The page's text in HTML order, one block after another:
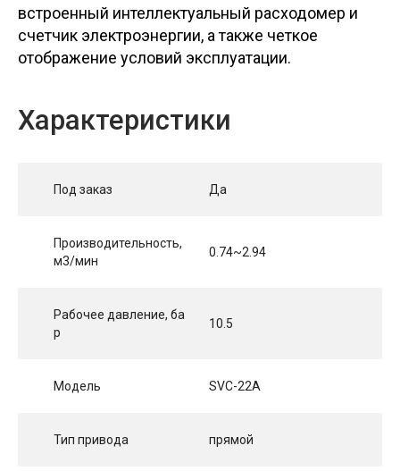
встроенный интеллектуальный расходомер и
счетчик электроэнергии, а также четкое
отображение условий эксплуатации.
Характеристики
Под заказ Да
Производительность,
м3/мин
0.74~2.94
Рабочее давление, ба
р
10.5
Модель SVC-22A
Тип привода прямой